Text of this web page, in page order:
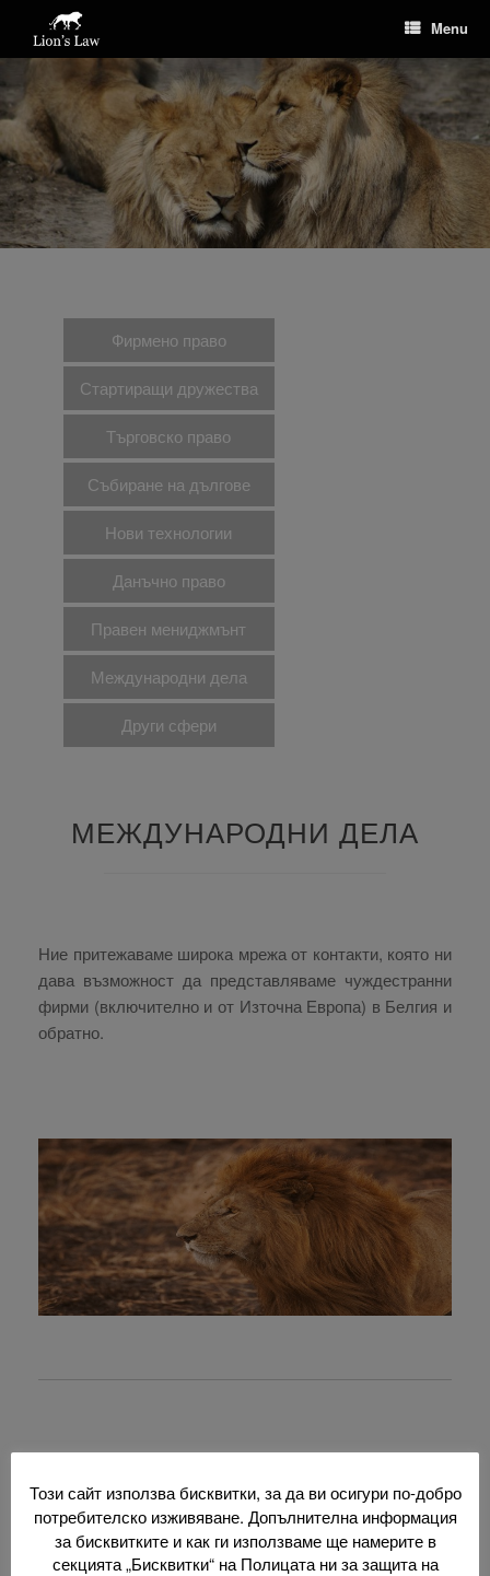
Menu
Фирмено право
Стартиращи дружества
Търговско право
Събиране на дългове
Нови технологии
Данъчно право
Правен мениджмънт
Международни дела
Други сфери
МЕЖДУНАРОДНИ ДЕЛА
Ние притежаваме широка мрежа от контакти, която ни
дава възможност да представляваме чуждестранни
фирми (включително и от Източна Европа) в Белгия и
обратно.
Този сайт използва бисквитки, за да ви осигури по-добро
потребителско изживяване. Допълнителна информация
за бисквитките и как ги използваме ще намерите в
секцията „Бисквитки“ на Полицата ни за защита на